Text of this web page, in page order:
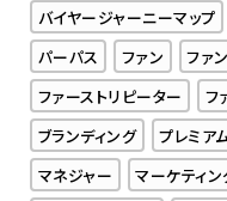
バイヤージャーニーマップ
パーパス
ファン ファ
ファーストリピーター
フ
ブランディング
プレミア
マネジャー
マーケティン